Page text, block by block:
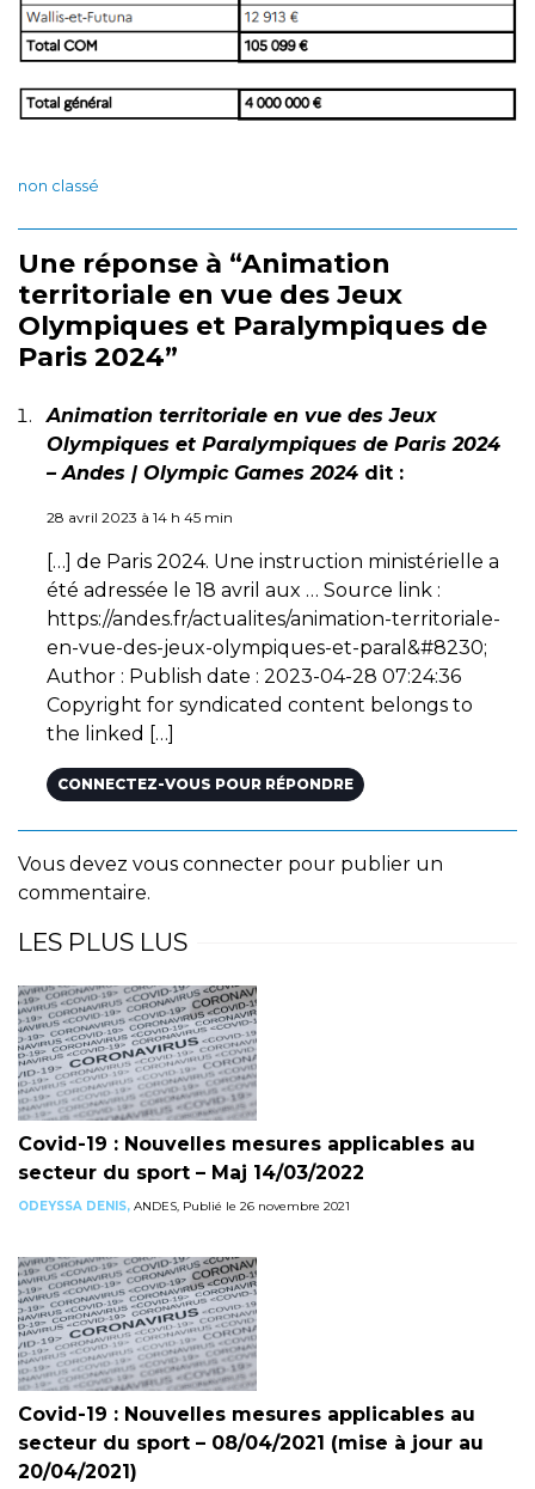
non classé
Une réponse à “Animation
territoriale en vue des Jeux
Olympiques et Paralympiques de
Paris 2024”
Animation territoriale en vue des Jeux
Olympiques et Paralympiques de Paris 2024
– Andes | Olympic Games 2024 dit :
28 avril 2023 à 14 h 45 min
[…] de Paris 2024. Une instruction ministérielle a
été adressée le 18 avril aux … Source link :
https://andes.fr/actualites/animation-territoriale-
en-vue-des-jeux-olympiques-et-paral&#8230;
Author : Publish date : 2023-04-28 07:24:36
Copyright for syndicated content belongs to
the linked […]
CONNECTEZ-VOUS POUR RÉPONDRE
Vous devez vous connecter pour publier un
commentaire.
LES PLUS LUS
Covid-19 : Nouvelles mesures applicables au
secteur du sport – Maj 14/03/2022
ODEYSSA DENIS, ANDES, Publié le 26 novembre 2021
Covid-19 : Nouvelles mesures applicables au
secteur du sport – 08/04/2021 (mise à jour au
20/04/2021)